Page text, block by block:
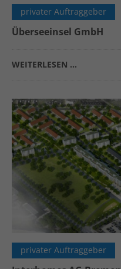
privater Auftraggeber
Überseeinsel GmbH
WEITERLESEN …
privater Auftraggeber